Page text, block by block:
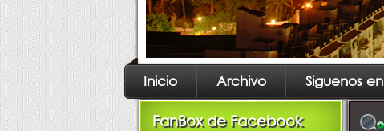
Inicio Archivo Siguenos en
FanBox de Facebook